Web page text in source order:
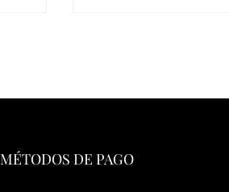
MÉTODOS DE PAGO